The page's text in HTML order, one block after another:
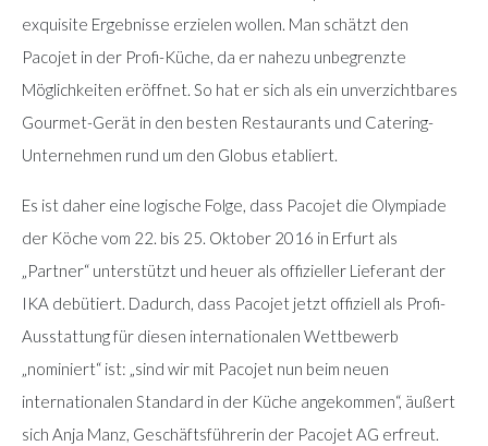
exquisite Ergebnisse erzielen wollen. Man schätzt den
Pacojet in der Profi-Küche, da er nahezu unbegrenzte
Möglichkeiten eröffnet. So hat er sich als ein unverzichtbares
Gourmet-Gerät in den besten Restaurants und Catering-
Unternehmen rund um den Globus etabliert.
Es ist daher eine logische Folge, dass Pacojet die Olympiade
der Köche vom 22. bis 25. Oktober 2016 in Erfurt als
„Partner“ unterstützt und heuer als offizieller Lieferant der
IKA debütiert. Dadurch, dass Pacojet jetzt offiziell als Profi-
Ausstattung für diesen internationalen Wettbewerb
„nominiert“ ist: „sind wir mit Pacojet nun beim neuen
internationalen Standard in der Küche angekommen“, äußert
sich Anja Manz, Geschäftsführerin der Pacojet AG erfreut.